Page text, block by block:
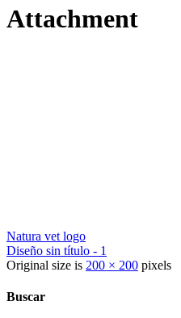
Attachment
Natura vet logo
Diseño sin título - 1
Original size is 200 × 200 pixels
Buscar